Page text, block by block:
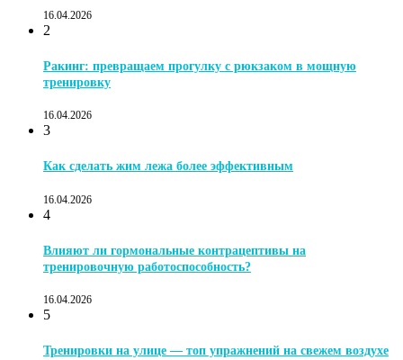
16.04.2026
2
Ракинг: превращаем прогулку с рюкзаком в мощную
тренировку
16.04.2026
3
Как сделать жим лежа более эффективным
16.04.2026
4
Влияют ли гормональные контрацептивы на
тренировочную работоспособность?
16.04.2026
5
Тренировки на улице — топ упражнений на свежем воздухе